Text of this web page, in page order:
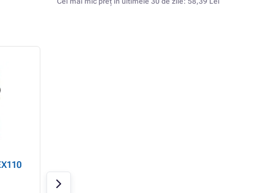
copii MOVINO, albastru-
alb